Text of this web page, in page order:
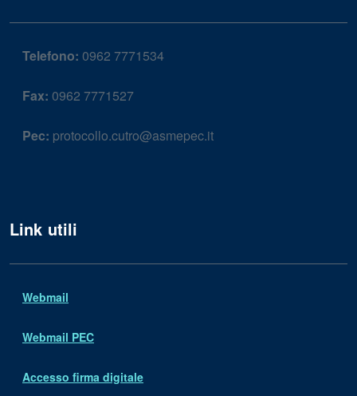
Telefono: 0962 7771534
Fax: 0962 7771527
Pec: protocollo.cutro@asmepec.it
Link utili
Webmail
Webmail PEC
Accesso firma digitale